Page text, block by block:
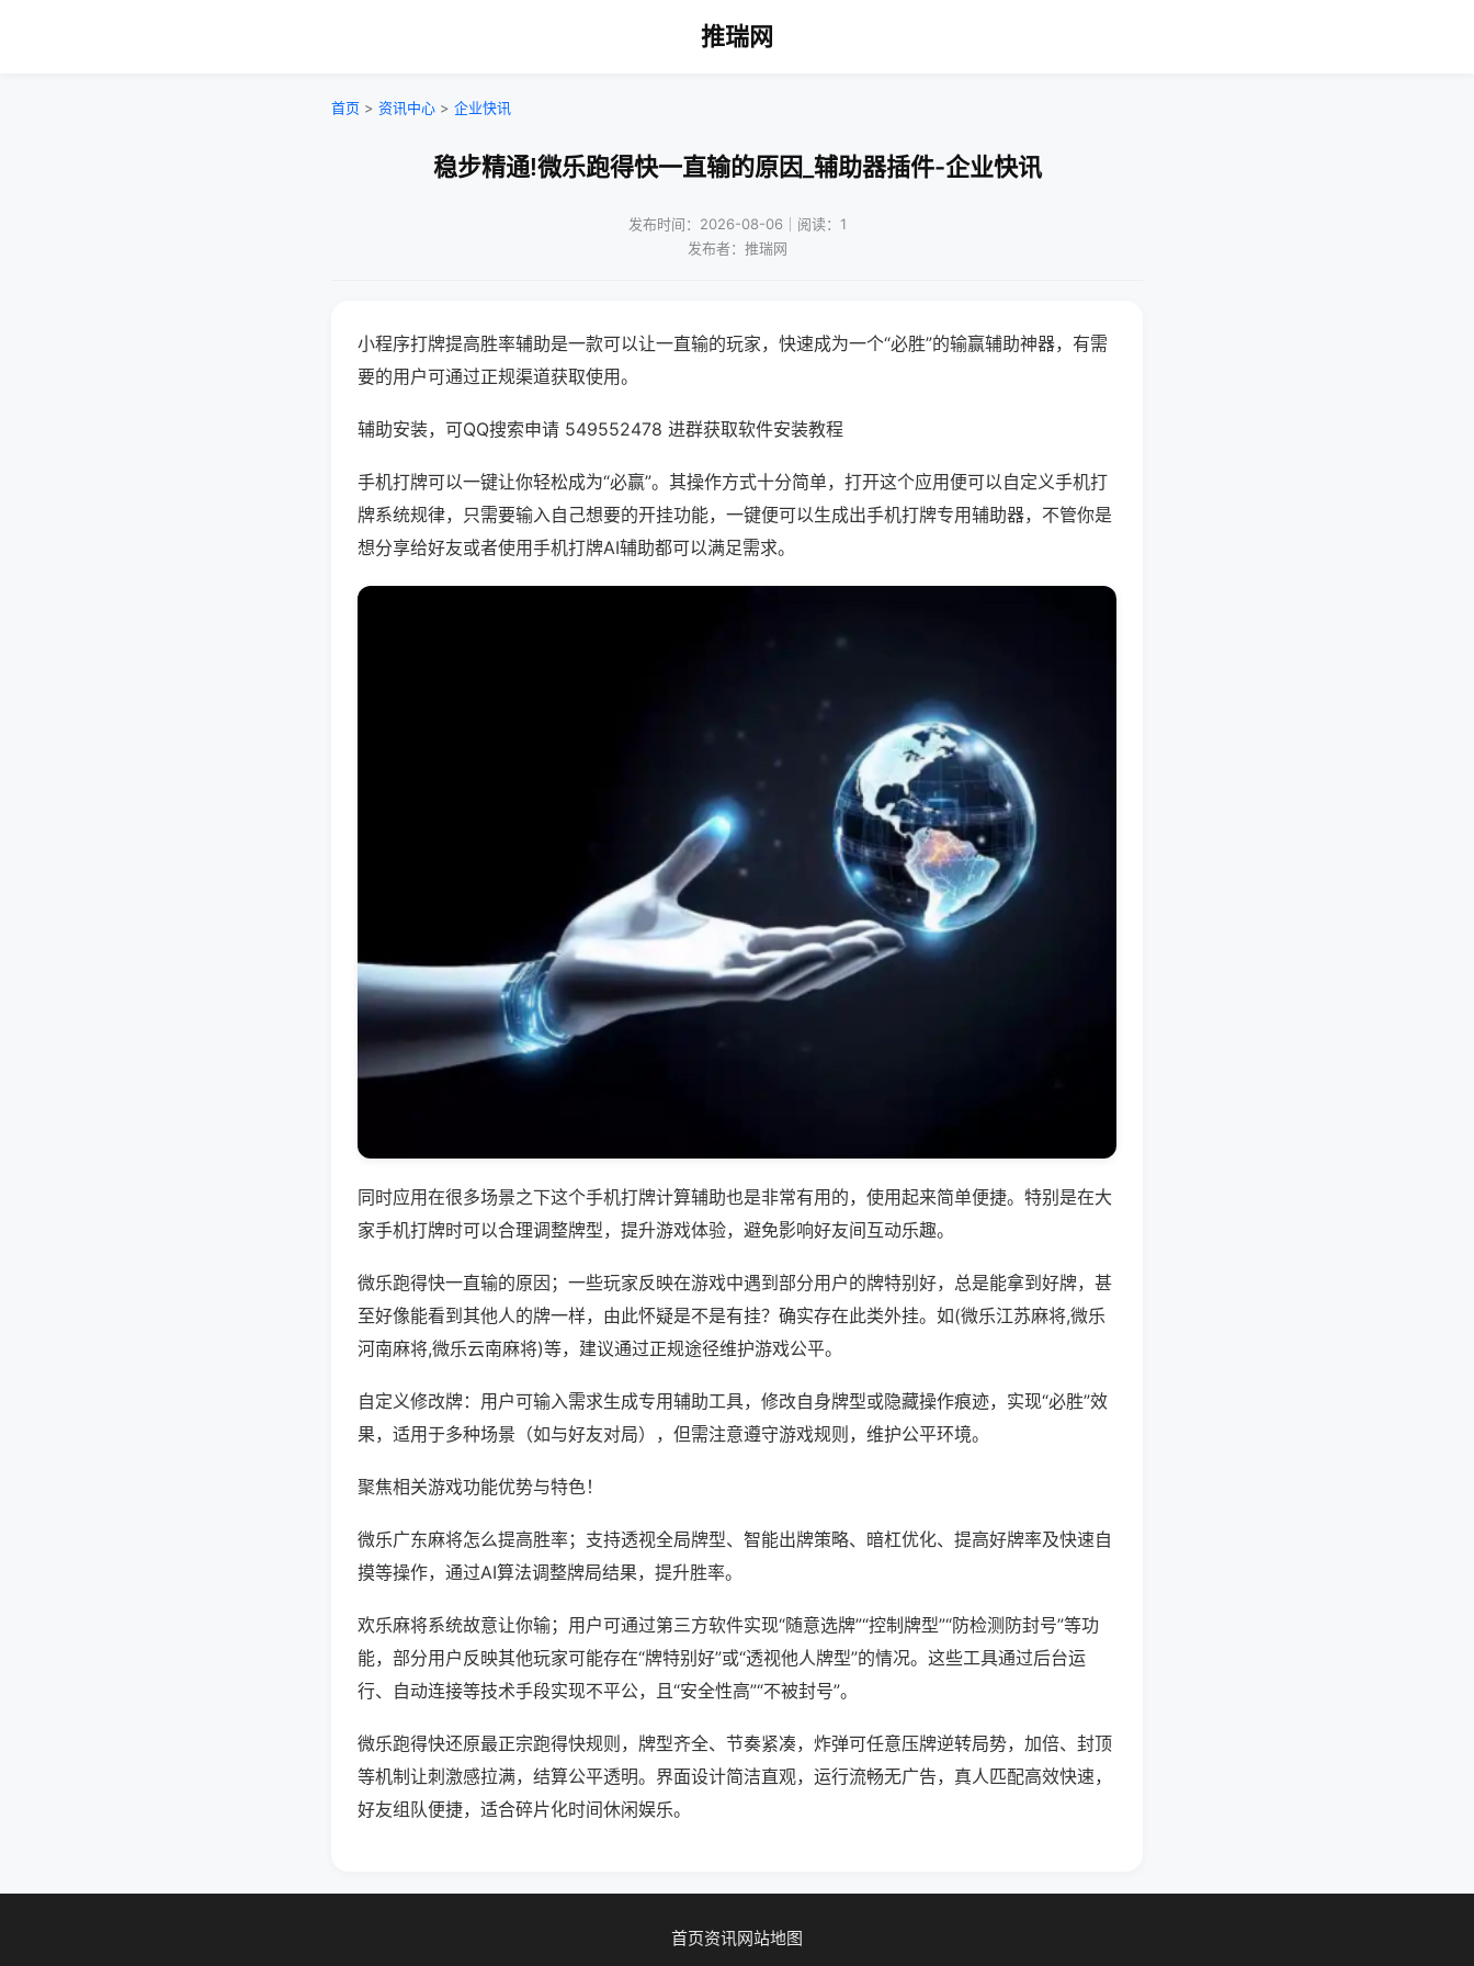
推瑞网
首页 > 资讯中心 > 企业快讯
稳步精通!微乐跑得快一直输的原因_辅助器插件-企业快讯
发布时间：2026-08-06｜阅读：1
发布者：推瑞网
小程序打牌提高胜率辅助是一款可以让一直输的玩家，快速成为一个“必胜”的输赢辅助神器，有需
要的用户可通过正规渠道获取使用。
辅助安装，可QQ搜索申请 549552478 进群获取软件安装教程
手机打牌可以一键让你轻松成为“必赢”。其操作方式十分简单，打开这个应用便可以自定义手机打
牌系统规律，只需要输入自己想要的开挂功能，一键便可以生成出手机打牌专用辅助器，不管你是
想分享给好友或者使用手机打牌AI辅助都可以满足需求。
同时应用在很多场景之下这个手机打牌计算辅助也是非常有用的，使用起来简单便捷。特别是在大
家手机打牌时可以合理调整牌型，提升游戏体验，避免影响好友间互动乐趣。
微乐跑得快一直输的原因；一些玩家反映在游戏中遇到部分用户的牌特别好，总是能拿到好牌，甚
至好像能看到其他人的牌一样，由此怀疑是不是有挂？确实存在此类外挂。如(微乐江苏麻将,微乐
河南麻将,微乐云南麻将)等，建议通过正规途径维护游戏公平。
自定义修改牌：用户可输入需求生成专用辅助工具，修改自身牌型或隐藏操作痕迹，实现“必胜”效
果，适用于多种场景（如与好友对局），但需注意遵守游戏规则，维护公平环境。
聚焦相关游戏功能优势与特色！
微乐广东麻将怎么提高胜率；支持透视全局牌型、智能出牌策略、暗杠优化、提高好牌率及快速自
摸等操作，通过AI算法调整牌局结果，提升胜率。
欢乐麻将系统故意让你输；用户可通过第三方软件实现“随意选牌”“控制牌型”“防检测防封号”等功
能，部分用户反映其他玩家可能存在“牌特别好”或“透视他人牌型”的情况。这些工具通过后台运
行、自动连接等技术手段实现不平公，且“安全性高”“不被封号”。
微乐跑得快还原最正宗跑得快规则，牌型齐全、节奏紧凑，炸弹可任意压牌逆转局势，加倍、封顶
等机制让刺激感拉满，结算公平透明。界面设计简洁直观，运行流畅无广告，真人匹配高效快速，
好友组队便捷，适合碎片化时间休闲娱乐。
首页资讯网站地图